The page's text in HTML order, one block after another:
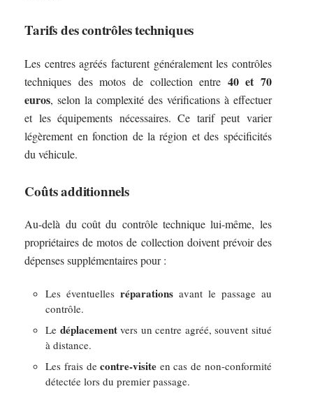
Tarifs des contrôles techniques
Les centres agréés facturent généralement les contrôles
techniques des motos de collection entre 40 et 70
euros, selon la complexité des vérifications à effectuer
et les équipements nécessaires. Ce tarif peut varier
légèrement en fonction de la région et des spécificités
du véhicule.
Coûts additionnels
Au-delà du coût du contrôle technique lui-même, les
propriétaires de motos de collection doivent prévoir des
dépenses supplémentaires pour :
Les éventuellesréparations avant le passage au
contrôle.
Le déplacementvers un centre agréé, souvent situé
à distance.
Les frais decontre-visite en cas de non-conformité
détectée lors du premier passage.